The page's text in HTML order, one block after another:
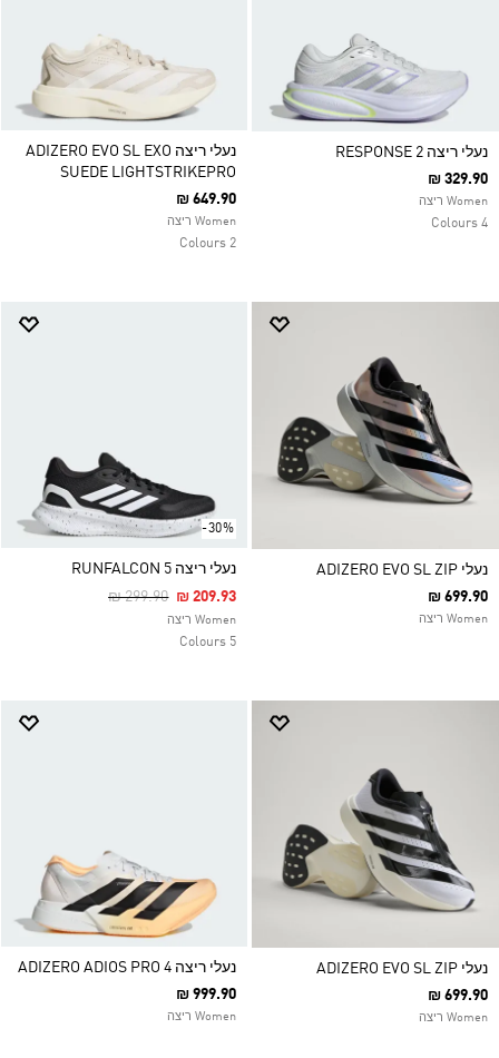
נעלי ריצה RESPONSE 2
₪ 329.90
Women ריצה
4 Colours
נעלי ריצה ADIZERO EVO SL EXO
SUEDE LIGHTSTRIKEPRO
₪ 649.90
Women ריצה
2 Colours
נעלי ADIZERO EVO SL ZIP
₪ 699.90
Women ריצה
-30%
נעלי ריצה RUNFALCON 5
Price Reduced From
₪ 299.90To₪ 209.93
Women ריצה
5 Colours
נעלי ADIZERO EVO SL ZIP
₪ 699.90
Women ריצה
נעלי ריצה ADIZERO ADIOS PRO 4
₪ 999.90
Women ריצה